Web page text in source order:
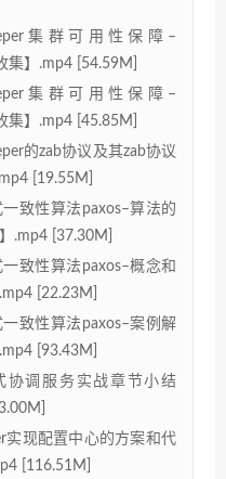
集群可用性保障–
集】.mp4 [54.59M]
集群可用性保障–
集】.mp4 [45.85M]
的zab协议及其zab协议
[19.55M]
致性算法paxos–算法的
.mp4 [37.30M]
致性算法paxos–概念和
[22.23M]
一致性算法paxos–案例解
[93.43M]
协调服务实战章节小结
实现配置中心的方案和代
[116.51M]